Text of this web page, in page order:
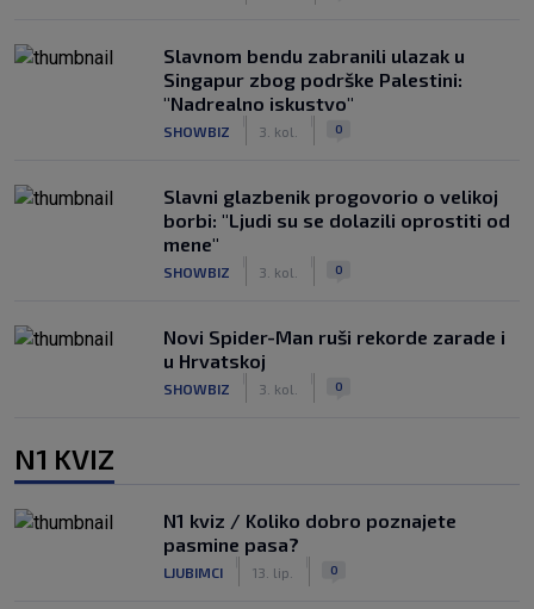
Slavnom bendu zabranili ulazak u
Singapur zbog podrške Palestini:
"Nadrealno iskustvo"
SHOWBIZ 3. kol. 0
Slavni glazbenik progovorio o velikoj
borbi: "Ljudi su se dolazili oprostiti od
mene"
SHOWBIZ 3. kol. 0
Novi Spider-Man ruši rekorde zarade i
u Hrvatskoj
SHOWBIZ 3. kol. 0
N1 KVIZ
N1 kviz / Koliko dobro poznajete
pasmine pasa?
LJUBIMCI 13. lip. 0